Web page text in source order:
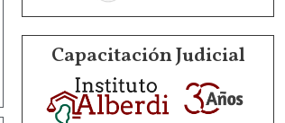
Capacitación Judicial